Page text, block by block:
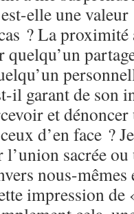
elle une
? La
il garant de son
et
d’en face ?
l’union sacrée
nous-
impression